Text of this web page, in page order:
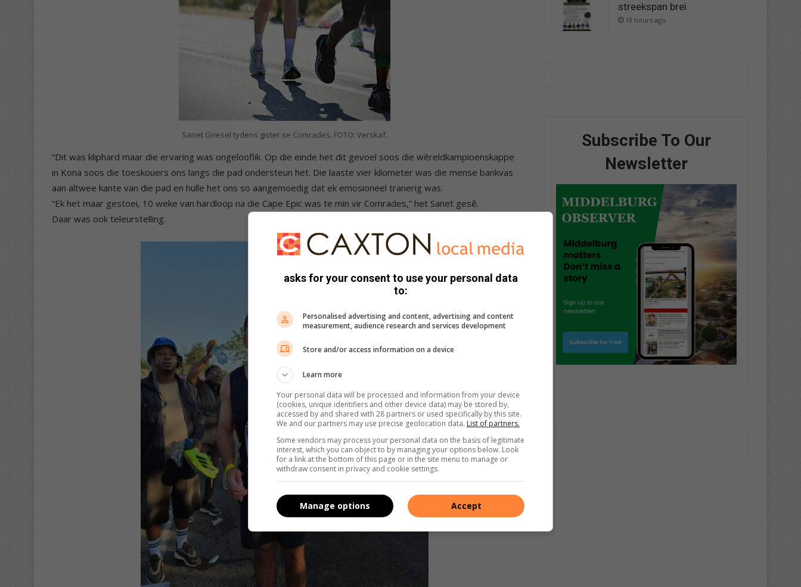
Sanet Griesel tydens gister se Comrades. FOTO: Verskaf.
“Dit was kliphard maar die ervaring was ongelooflik. Op die einde het dit gevoel soos die wêreldkampioenskappe
in Kona soos die toeskouers ons langs die pad ondersteun het. Die laaste vier kilometer was die mense bankvas
aan altwee kante van die pad en hulle het ons so aangemoedig dat ek emosioneel tranerig was.
“Ek het maar gestoei, 10 weke van hardloop na die Cape Epic was te min vir Comrades,” het Sanet gesê.
Daar was ook teleurstelling.
streekspan brei
19 hours ago
Subscribe To Our
Newsletter
asks for your consent to use your personal data
to:
Personalised advertising and content, advertising and content
measurement, audience research and services development
Store and/or access information on a device
Learn more
Your personal data will be processed and information from your device
(cookies, unique identifiers and other device data) may be stored by,
accessed by and shared with 28 partners or used specifically by this site.
We and our partners may use precise geolocation data. List of partners.
Some vendors may process your personal data on the basis of legitimate
interest, which you can object to by managing your options below. Look
for a link at the bottom of this page or in the site menu to manage or
withdraw consent in privacy and cookie settings.
Accept
Manage options